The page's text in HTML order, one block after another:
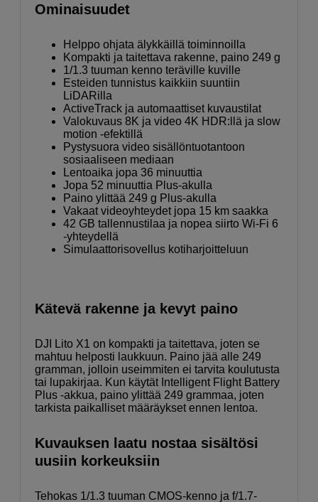
Ominaisuudet
Helppo ohjata älykkäillä toiminnoilla
Kompakti ja taitettava rakenne, paino 249 g
1/1.3 tuuman kenno teräville kuville
Esteiden tunnistus kaikkiin suuntiin
LiDARilla
ActiveTrack ja automaattiset kuvaustilat
Valokuvaus 8K ja video 4K HDR:llä ja slow
motion -efektillä
Pystysuora video sisällöntuotantoon
sosiaaliseen mediaan
Lentoaika jopa 36 minuuttia
Jopa 52 minuuttia Plus-akulla
Paino ylittää 249 g Plus-akulla
Vakaat videoyhteydet jopa 15 km saakka
42 GB tallennustilaa ja nopea siirto Wi-Fi 6
-yhteydellä
Simulaattorisovellus kotiharjoitteluun
Kätevä rakenne ja kevyt paino
DJI Lito X1 on kompakti ja taitettava, joten se
mahtuu helposti laukkuun. Paino jää alle 249
gramman, jolloin useimmiten ei tarvita koulutusta
tai lupakirjaa. Kun käytät Intelligent Flight Battery
Plus -akkua, paino ylittää 249 grammaa, joten
tarkista paikalliset määräykset ennen lentoa.
Kuvauksen laatu nostaa sisältösi
uusiin korkeuksiin
Tehokas 1/1.3 tuuman CMOS-kenno ja f/1.7-